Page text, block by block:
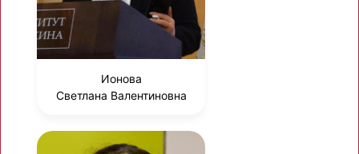
Ионова
Светлана Валентиновна